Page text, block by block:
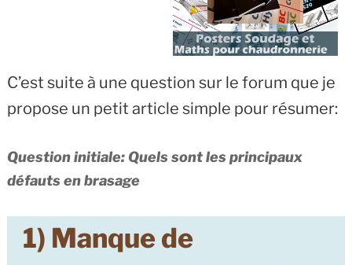
C’est suite à une question sur le forum que je
propose un petit article simple pour résumer:
Question initiale: Quels sont les principaux
défauts en brasage
1) Manque de